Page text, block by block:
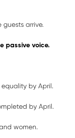
guests arrive.
passive voice.
by April.
by April.
women.